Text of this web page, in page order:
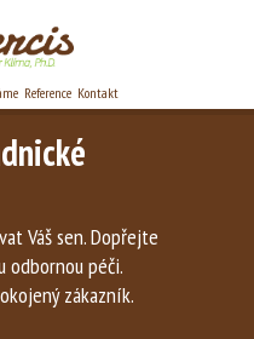
Reference Kontakt
Váš sen. Dopřejte
odbornou péči.
zákazník.